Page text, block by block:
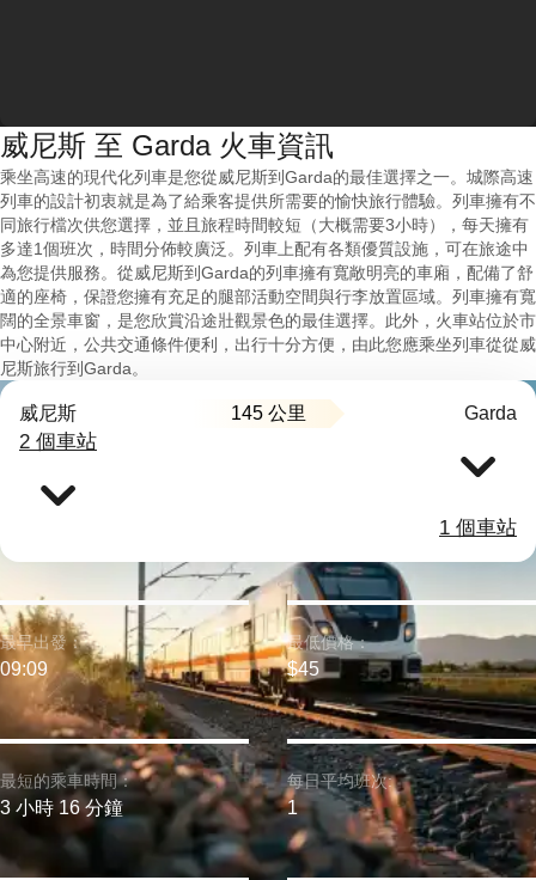
威尼斯 至 Garda 火車資訊
乘坐高速的現代化列車是您從威尼斯到Garda的最佳選擇之一。城際高速
列車的設計初衷就是為了給乘客提供所需要的愉快旅行體驗。列車擁有不
同旅行檔次供您選擇，並且旅程時間較短（大概需要3小時），每天擁有
多達1個班次，時間分佈較廣泛。列車上配有各類優質設施，可在旅途中
為您提供服務。從威尼斯到Garda的列車擁有寬敞明亮的車廂，配備了舒
適的座椅，保證您擁有充足的腿部活動空間與行李放置區域。列車擁有寬
闊的全景車窗，是您欣賞沿途壯觀景色的最佳選擇。此外，火車站位於市
中心附近，公共交通條件便利，出行十分方便，由此您應乘坐列車從從威
尼斯旅行到Garda。
威尼斯 145 公里 Garda
2 個車站
1 個車站
最短的乘車時間：
3 小時 16 分鐘
最早出發：
09:09
最低價格：
$45
每日平均班次:
1